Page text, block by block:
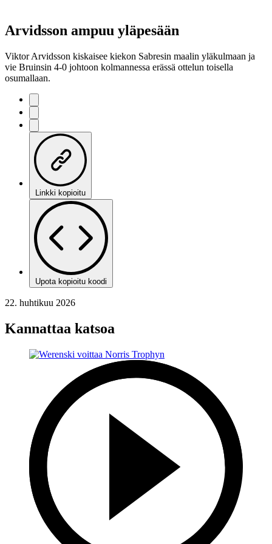
Arvidsson ampuu yläpesään
Viktor Arvidsson kiskaisee kiekon Sabresin maalin yläkulmaan ja
vie Bruinsin 4-0 johtoon kolmannessa erässä ottelun toisella
osumallaan.
Linkki kopioitu
Upota kopioitu koodi
22. huhtikuu 2026
Kannattaa katsoa